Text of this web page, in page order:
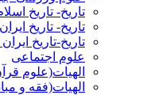
تاریخ- تاریخ
تاریخ- تاریخ
تاریخ-تاریخ
علوم اجتماعی
الهیات(علوم
الهیات(فقه و